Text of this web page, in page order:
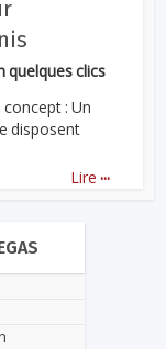
quelques clics
: Un
disposent
Lire ...